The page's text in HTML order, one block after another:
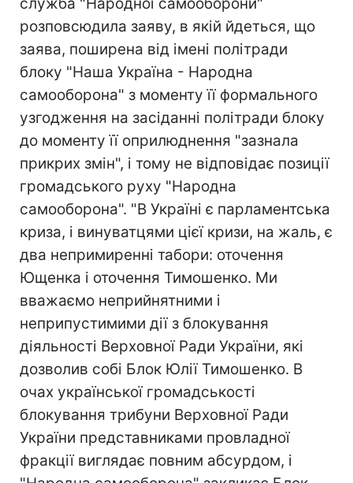
розповсюдила заяву, в якій йдеться, що
заява, поширена від імені політради
блоку "Наша Україна - Народна
самооборона" з моменту її формального
узгодження на засіданні політради блоку
до моменту її оприлюднення "зазнала
прикрих змін", і тому не відповідає позиції
громадського руху "Народна
самооборона". "В Україні є парламентська
криза, і винуватцями цієї кризи, на жаль, є
два непримиренні табори: оточення
Ющенка і оточення Тимошенко. Ми
вважаємо неприйнятними і
неприпустимими дії з блокування
діяльності Верховної Ради України, які
дозволив собі Блок Юлії Тимошенко. В
очах української громадськості
блокування трибуни Верховної Ради
України представниками провладної
фракції виглядає повним абсурдом, і